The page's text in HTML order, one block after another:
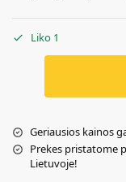
Liko 1
Geriausios kainos
Prekes pristatome
Lietuvoje!